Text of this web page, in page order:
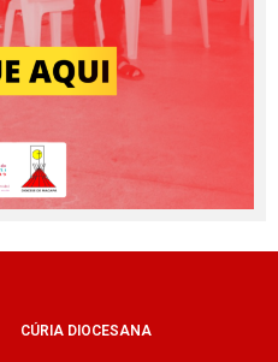
CÚRIA DIOCESANA